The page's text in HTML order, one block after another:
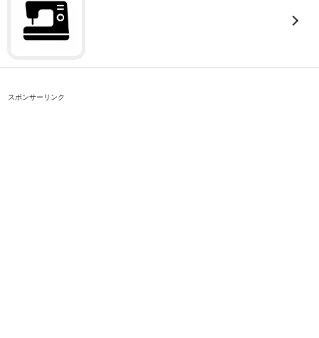
スポンサーリンク